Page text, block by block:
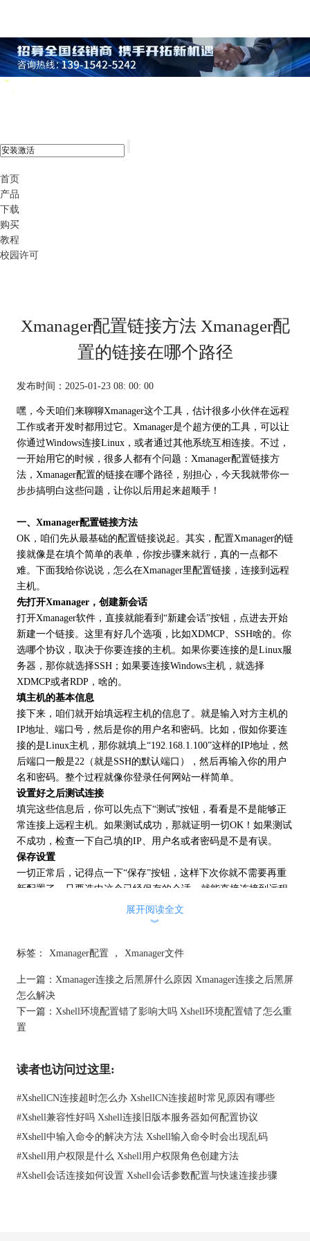
首页
产品
下载
购买
教程
校园许可
Xmanager配置链接方法 Xmanager配
置的链接在哪个路径
发布时间：2025-01-23 08: 00: 00
嘿，今天咱们来聊聊Xmanager这个工具，估计很多小伙伴在远程
工作或者开发时都用过它。Xmanager是个超方便的工具，可以让
你通过Windows连接Linux，或者通过其他系统互相连接。不过，
一开始用它的时候，很多人都有个问题： Xmanager配置链接方
法，Xmanager配置的链接在哪个路径，别担心，今天我就带你一
步步搞明白这些问题，让你以后用起来超顺手！
一、Xmanager配置链接方法
OK，咱们先从最基础的配置链接说起。其实，配置Xmanager的链
接就像是在填个简单的表单，你按步骤来就行，真的一点都不
难。下面我给你说说，怎么在Xmanager里配置链接，连接到远程
主机。
先打开Xmanager，创建新会话
打开Xmanager软件，直接就能看到“新建会话”按钮，点进去开始
新建一个链接。这里有好几个选项，比如XDMCP、SSH啥的。你
选哪个协议，取决于你要连接的主机。如果你要连接的是Linux服
务器，那你就选择SSH；如果要连接Windows主机，就选择
XDMCP或者RDP，啥的。
填主机的基本信息
接下来，咱们就开始填远程主机的信息了。就是输入对方主机的
IP地址、端口号，然后是你的用户名和密码。比如，假如你要连
接的是Linux主机，那你就填上“192.168.1.100”这样的IP地址，然
后端口一般是22（就是SSH的默认端口），然后再输入你的用户
名和密码。整个过程就像你登录任何网站一样简单。
设置好之后测试连接
填完这些信息后，你可以先点下“测试”按钮，看看是不是能够正
常连接上远程主机。如果测试成功，那就证明一切OK！如果测试
不成功，检查一下自己填的IP、用户名或者密码是不是有误。
保存设置
一切正常后，记得点一下“保存”按钮，这样下次你就不需要再重
新配置了。只要选中这个已经保存的会话，就能直接连接到远程
展开阅读全文
︾
标签： Xmanager配置 ， Xmanager文件
上一篇： Xmanager连接之后黑屏什么原因 Xmanager连接之后黑屏
怎么解决
下一篇： Xshell环境配置错了影响大吗 Xshell环境配置错了怎么重
置
读者也访问过这里:
#XshellCN连接超时怎么办 XshellCN连接超时常见原因有哪些
#Xshell兼容性好吗 Xshell连接旧版本服务器如何配置协议
#Xshell中输入命令的解决方法 Xshell输入命令时会出现乱码
#Xshell用户权限是什么 Xshell用户权限角色创建方法
#Xshell会话连接如何设置 Xshell会话参数配置与快速连接步骤